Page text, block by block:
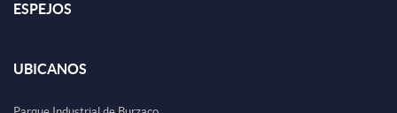
ESPEJOS
UBICANOS